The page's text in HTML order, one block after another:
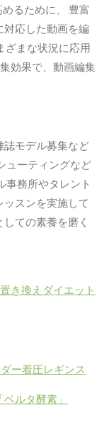
るために、
豊富
対応した動画を編
ざまな状況に応用
効果で、動画編集
誌モデル募集など
ューティングなど
事務所やタレント
スンを実施して
ての素養を磨く
き換えダイエット
ー着圧レギンス
ルタ酵素」